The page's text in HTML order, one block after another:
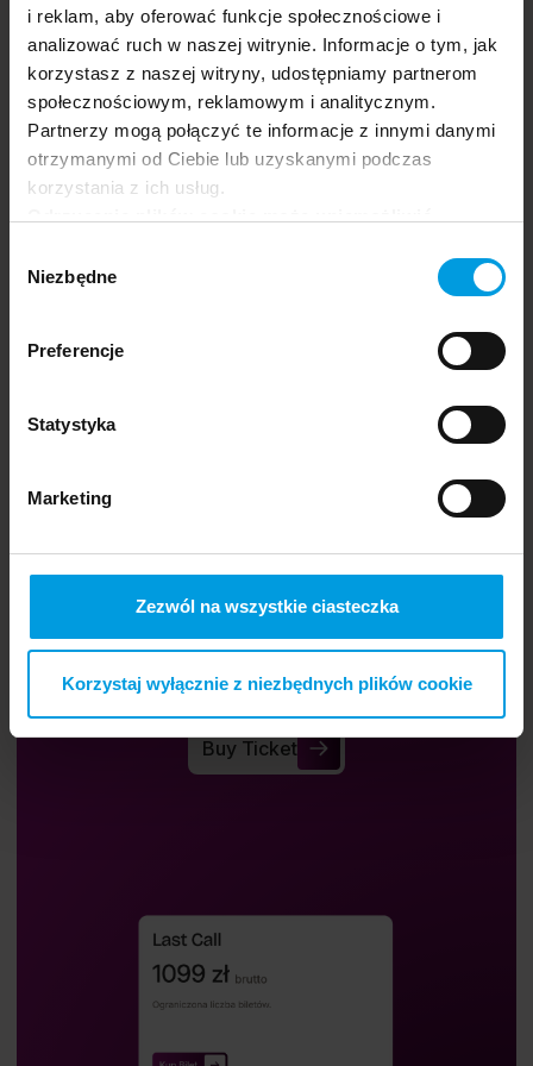
i reklam, aby oferować funkcje społecznościowe i
analizować ruch w naszej witrynie. Informacje o tym, jak
korzystasz z naszej witryny, udostępniamy partnerom
społecznościowym, reklamowym i analitycznym.
Partnerzy mogą połączyć te informacje z innymi danymi
otrzymanymi od Ciebie lub uzyskanymi podczas
korzystania z ich usług.
oferowanych na naszej stronie, w tym m.in. z
zgody
Niezbędne
Preferencje
Statystyka
Marketing
Zezwól na wszystkie ciasteczka
Korzystaj wyłącznie z niezbędnych plików cookie
Festival app.
Buy a ticket.
Buy a ticket and participate in Re_Mind.
Buy Ticket
Buy Ticket